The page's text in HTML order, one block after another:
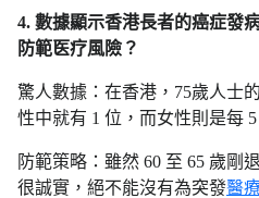
4. 數據顯示香港長者的癌症發
防範医疗風險？
驚人數據：在香港，75歲人士
性中就有 1 位，而女性則是每 5
防範策略：雖然 60 至 65 歲剛
很誠實，絕不能沒有為突發醫